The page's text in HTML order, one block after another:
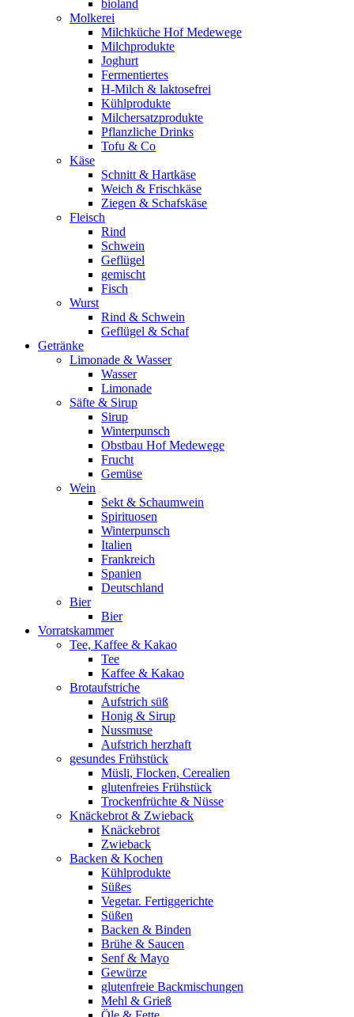
bioland
Molkerei
Milchküche Hof Medewege
Milchprodukte
Joghurt
Fermentiertes
H-Milch & laktosefrei
Kühlprodukte
Milchersatzprodukte
Pflanzliche Drinks
Tofu & Co
Käse
Schnitt & Hartkäse
Weich & Frischkäse
Ziegen & Schafskäse
Fleisch
Rind
Schwein
Geflügel
gemischt
Fisch
Wurst
Rind & Schwein
Geflügel & Schaf
Getränke
Limonade & Wasser
Wasser
Limonade
Säfte & Sirup
Sirup
Winterpunsch
Obstbau Hof Medewege
Frucht
Gemüse
Wein
Sekt & Schaumwein
Spirituosen
Winterpunsch
Italien
Frankreich
Spanien
Deutschland
Bier
Bier
Vorratskammer
Tee, Kaffee & Kakao
Tee
Kaffee & Kakao
Brotaufstriche
Aufstrich süß
Honig & Sirup
Nussmuse
Aufstrich herzhaft
gesundes Frühstück
Müsli, Flocken, Cerealien
glutenfreies Frühstück
Trockenfrüchte & Nüsse
Knäckebrot & Zwieback
Knäckebrot
Zwieback
Backen & Kochen
Kühlprodukte
Süßes
Vegetar. Fertiggerichte
Süßen
Backen & Binden
Brühe & Saucen
Senf & Mayo
Gewürze
glutenfreie Backmischungen
Mehl & Grieß